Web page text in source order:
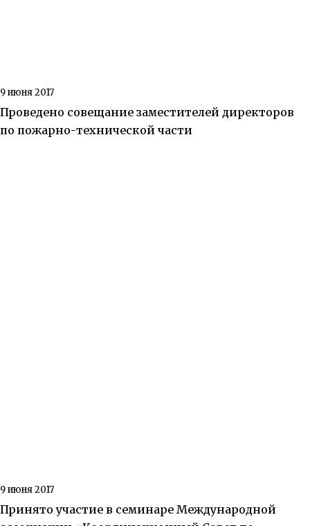
9 июня 2017
Проведено совещание заместителей директоров
по пожарно-технической части
9 июня 2017
Принято участие в семинаре Международной